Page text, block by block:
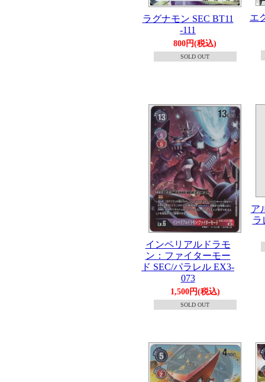
ラグナモン SEC BT11
-111
800円(税込)
SOLD OUT
エ
インペリアルドラモ
ン：ファイターモー
ド SEC/パラレル EX3-
073
1,500円(税込)
SOLD OUT
ア
ラ